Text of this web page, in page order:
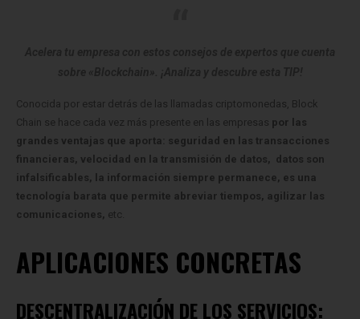
Conocida por estar detrás de las llamadas criptomonedas, Block
Chain se hace cada vez más presente en las empresas por las
grandes ventajas que aporta:
seguridad en las transacciones
financieras, velocidad en la transmisión de datos, datos son
infalsificables, la información siempre permanece, es una
tecnología barata que permite abreviar tiempos, agilizar las
comunicaciones, etc.
APLICACIONES CONCRETAS
DESCENTRALIZACIÓN DE LOS SERVICIOS: